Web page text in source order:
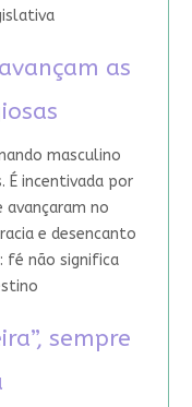
as
masculino
É incentivada por
no
e desencanto
fé não significa
sempre